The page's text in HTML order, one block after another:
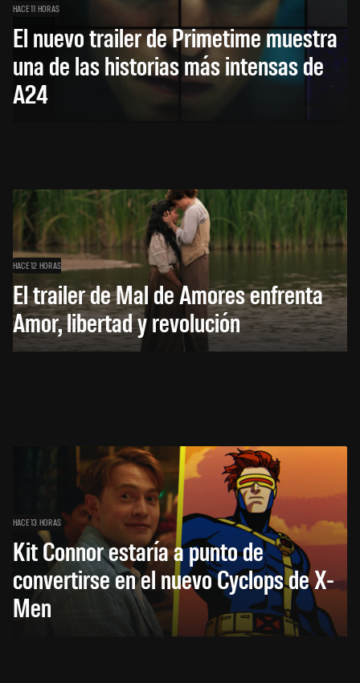
HACE 11 HORAS
El nuevo trailer de Primetime muestra
una de las historias más intensas de
A24
HACE 12 HORAS
El trailer de Mal de Amores enfrenta
Amor, libertad y revolución
HACE 13 HORAS
Kit Connor estaría a punto de
convertirse en el nuevo Cyclops de X-
Men